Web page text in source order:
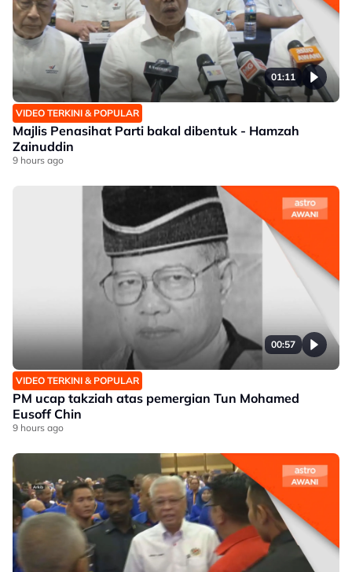
01:11
VIDEO TERKINI & POPULAR
Majlis Penasihat Parti bakal dibentuk - Hamzah
Zainuddin
9 hours ago
00:57
VIDEO TERKINI & POPULAR
PM ucap takziah atas pemergian Tun Mohamed
Eusoff Chin
9 hours ago